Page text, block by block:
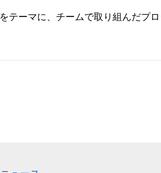
をテーマに、チームで取り組んだプ